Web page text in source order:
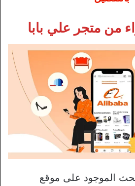
من متجر علي بابا
الموجود على موقع